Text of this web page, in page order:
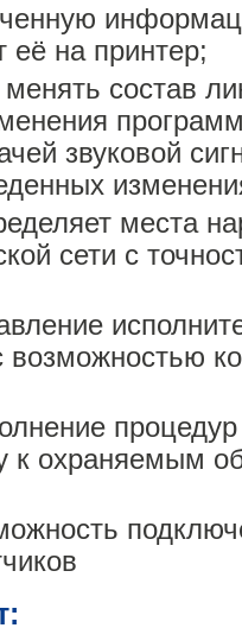
её на принтер;
состав
звуковой
места
сети с
к охраняемым